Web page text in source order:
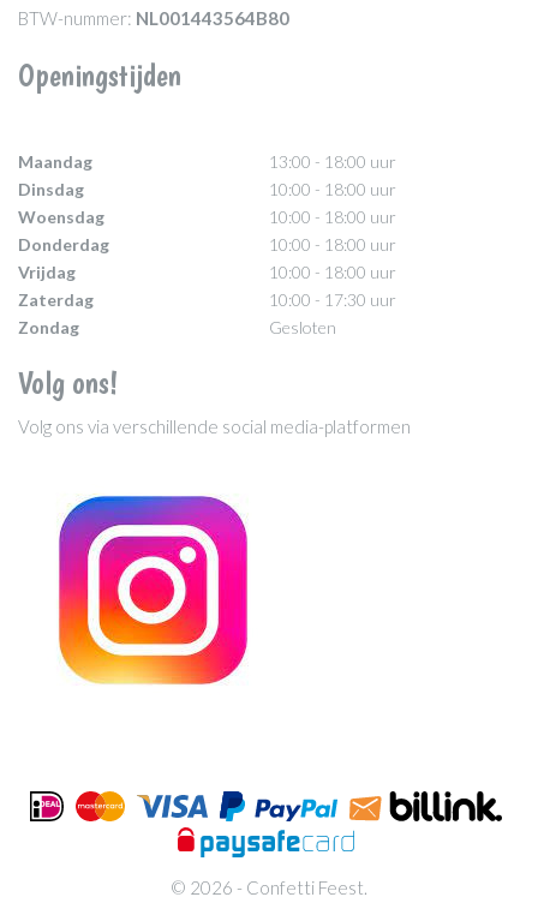
BTW-nummer: NL001443564B80
Openingstijden
Maandag
13:00 - 18:00 uur
Dinsdag
10:00 - 18:00 uur
Woensdag
10:00 - 18:00 uur
Donderdag
10:00 - 18:00 uur
Vrijdag
10:00 - 18:00 uur
Zaterdag
10:00 - 17:30 uur
Zondag
Gesloten
Volg ons!
Volg ons via verschillende social media-platformen
© 2026 - Confetti Feest.